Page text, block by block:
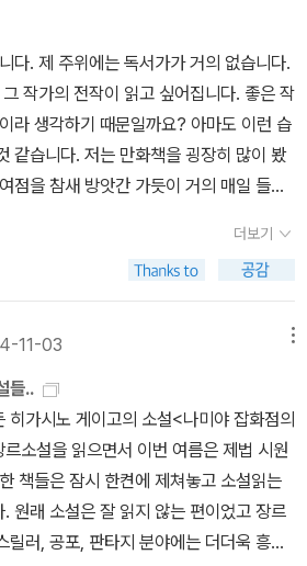
마침 에너지 슈퍼마켓 건과 태양광 발전소
야 했다. 거래처와 시공사와 관련 공무원
았다. 20통 이상의 통화를 했고, 통화 시
가장 긴 통화는 40분 가량이었다.다행히
던 부분들은 대부분 잘 풀렸다. 출근을 하
나도 자체적으로 일을 접었다. 밀려 있는
걸렸지만, 그래도 전화로 해결한 일들이
지는 않았다.그리고 오늘 아침, 눈을 뜨니
아졌다. 드디어 조심스레 팔을 움직일 수
간 사춘기의 신곡들을 들으며 스트레칭을
않아서인지 아주 좋은 줄 모르겠는데, 목
리로 들으면 뽕짝이라도 아주 좋을 것 같
확인하고 간단한 업무를 하면서, 통증이
또 일하다보면 다시 근육이 굳을테고, 그
걱정이 든다. 여전히 승모근의 피로는 그
아팠다. 무리하지 말아야 하는데, 연휴가
한 일을 다 어떻게 해야 할까?연휴 시작!
다. 제 주위에는 독서가가 거의 없습니다.
작가의 전작이 읽고 싶어집니다. 좋은 작
라 생각하기 때문일까요? 아마도 이런 습
같습니다. 저는 만화책을 굉장히 많이 봤
점을 참새 방앗간 가듯이 거의 매일 들렀
만화책을 찾다보니 우연히 '좋은 작가의
을 깨닫게 되었나 봅니다. 물론, 예외는
를 볼 때도 좋아하는 배우나 좋아하는 감
때가 많습니다. <서유기 선리기연>을 보
봤었습니다. 주성치영화가 아니라면 도
었지만, 그래도 팬심으로 즐겁게 봤습니
우에노 주리에 빠져서 우에노 주리의 영
했습니다. 저는 아직도 주성치와 우에노
시간을 함께했으니까요. 그렇게 만화책,
우를 기준으로 선정해서 보았습니다. 물
나 영화도 많습니다. 책도 마찬가지입니
더보기
11-03
들..
히가시노 게이고의 소설<나미야 잡화점의
소설을 읽으면서 이번 여름은 제법 시원
책들은 잠시 한켠에 제쳐놓고 소설읽는
원래 소설은 잘 읽지 않는 편이었고 장르
릴러, 공포, 판타지 분야에는 더더욱 흥미